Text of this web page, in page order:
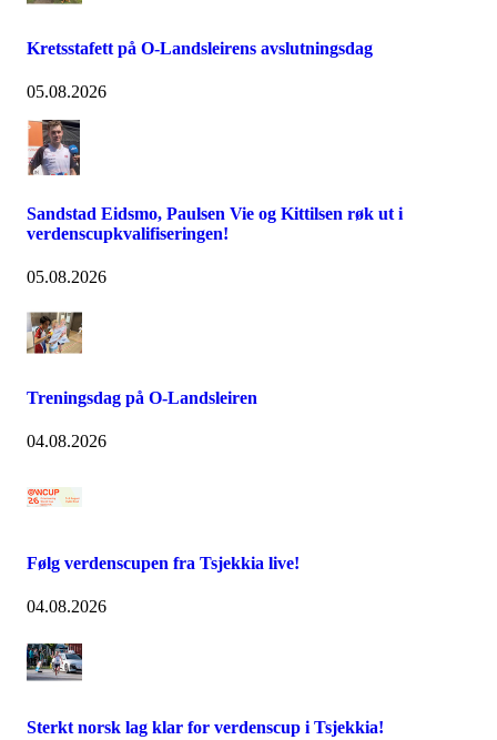
Kretsstafett på O-Landsleirens avslutningsdag
05.08.2026
Sandstad Eidsmo, Paulsen Vie og Kittilsen røk ut i
verdenscupkvalifiseringen!
05.08.2026
Treningsdag på O-Landsleiren
04.08.2026
Følg verdenscupen fra Tsjekkia live!
04.08.2026
Sterkt norsk lag klar for verdenscup i Tsjekkia!